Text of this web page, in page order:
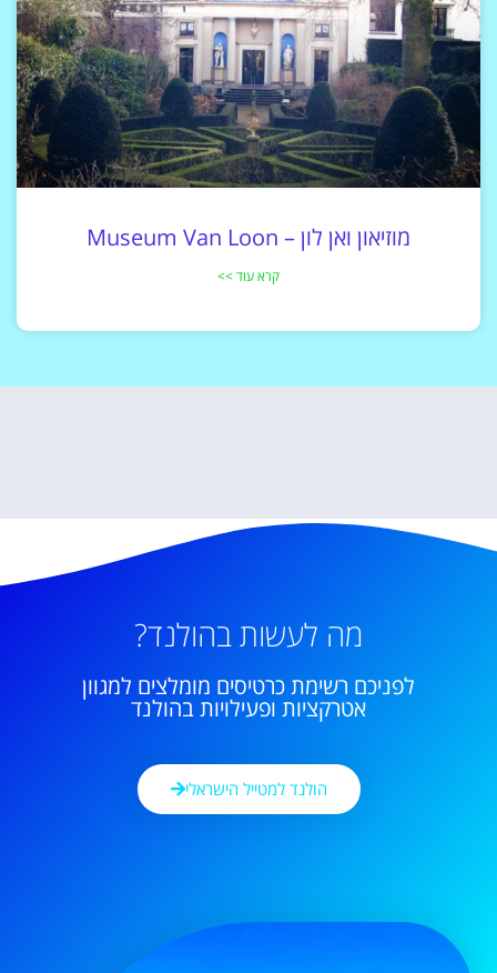
מוזיאון ואן לון – Museum Van Loon
קרא עוד >>
מה לעשות בהולנד?
לפניכם רשימת כרטיסים מומלצים למגוון
אטרקציות ופעילויות בהולנד
הולנד למטייל הישראלי